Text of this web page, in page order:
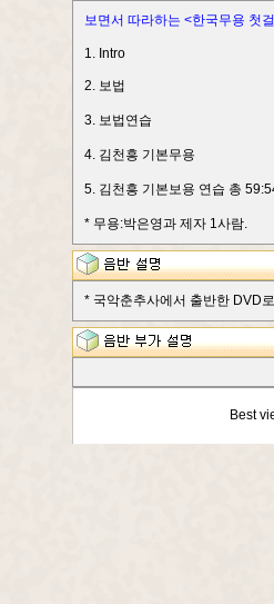
보면서 따라하는 <한국무용 첫
1. Intro
2. 보법
3. 보법연습
4. 김천흥 기본무용
5. 김천흥 기본보용 연습 총
* 무용:박은영과 제자 1사람.
* 국악춘추사에서 출반한 DVD
Best